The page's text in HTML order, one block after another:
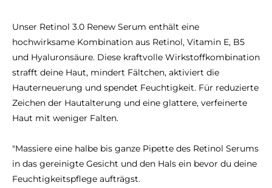
Unser Retinol 3.0 Renew Serum enthält eine
hochwirksame Kombination aus Retinol, Vitamin E, B5
und Hyaluronsäure. Diese kraftvolle Wirkstoffkombination
strafft deine Haut, mindert Fältchen, aktiviert die
Hauterneuerung und spendet Feuchtigkeit. Für reduzierte
Zeichen der Hautalterung und eine glattere, verfeinerte
Haut mit weniger Falten.
"Massiere eine halbe bis ganze Pipette des Retinol Serums
in das gereinigte Gesicht und den Hals ein bevor du deine
Feuchtigkeitspflege aufträgst.